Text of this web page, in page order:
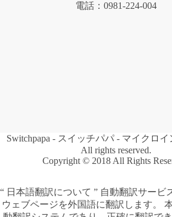
電話：0981-224-004
Switchpapa - スイッチパパ - マイクロ
All rights reserved.
Copyright © 2018 All Rights
“ 日本語翻訳について ” 自動翻訳サービ
ウェブページを外国語に翻訳します。